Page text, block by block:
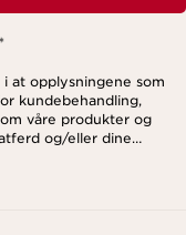
at opplysningene som
kundebehandling,
våre produkter og
og/eller dine
og
mer informasjon om